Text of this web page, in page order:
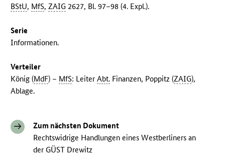
BStU, MfS,ZAIG 2627, Bl. 97–98 (4. Expl.).
Serie
Informationen.
Verteiler
König (MdF) – MfS: LeiterAbt. Finanzen, Poppitz (ZAIG),
Ablage.
Zum nächsten Dokument
Rechtswidrige Handlungen eines Westberliners an
der GÜST Drewitz